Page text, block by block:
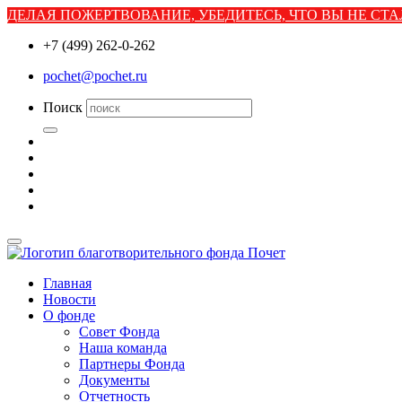
ДЕЛАЯ ПОЖЕРТВОВАНИЕ, УБЕДИТЕСЬ, ЧТО ВЫ НЕ
+7 (499) 262-0-262
pochet@pochet.ru
Поиск
Главная
Новости
О фонде
Совет Фонда
Наша команда
Партнеры Фонда
Документы
Отчетность